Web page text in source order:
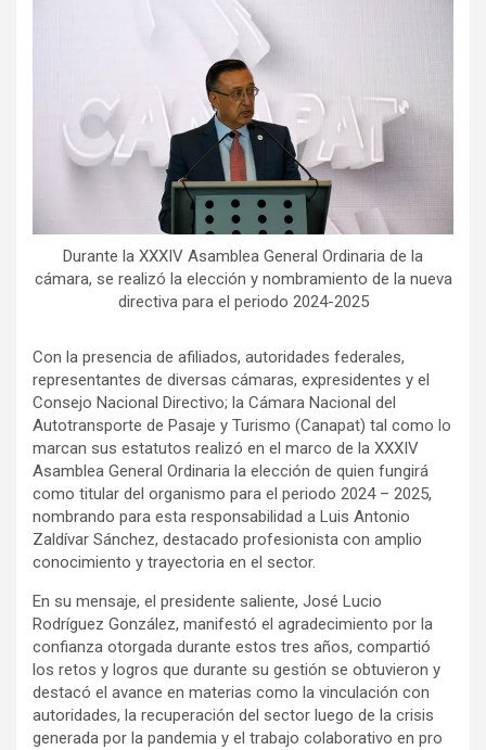
Durante la XXXIV Asamblea General Ordinaria de la
cámara, se realizó la elección y nombramiento de la nueva
directiva para el periodo 2024-2025
Con la presencia de afiliados, autoridades federales,
representantes de diversas cámaras, expresidentes y el
Consejo Nacional Directivo; la Cámara Nacional del
Autotransporte de Pasaje y Turismo (Canapat) tal como lo
marcan sus estatutos realizó en el marco de la XXXIV
Asamblea General Ordinaria la elección de quien fungirá
como titular del organismo para el periodo 2024 – 2025,
nombrando para esta responsabilidad a Luis Antonio
Zaldívar Sánchez, destacado profesionista con amplio
conocimiento y trayectoria en el sector.
En su mensaje, el presidente saliente, José Lucio
Rodríguez González, manifestó el agradecimiento por la
confianza otorgada durante estos tres años, compartió
los retos y logros que durante su gestión se obtuvieron y
destacó el avance en materias como la vinculación con
autoridades, la recuperación del sector luego de la crisis
generada por la pandemia y el trabajo colaborativo en pro